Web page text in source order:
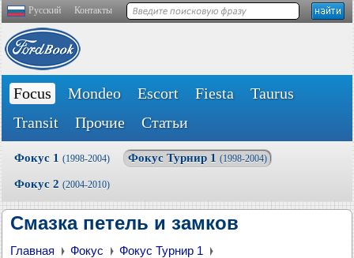
Русский Контакты
Focus Mondeo Escort Fiesta
Taurus
Transit
Прочие Статьи
Фокус 1 (1998-2004) Фокус Турнир 1 (1998-2004)
Фокус 2 (2004-2010)
Смазка петель и замков
Главная Фокус
Фокус Турнир 1